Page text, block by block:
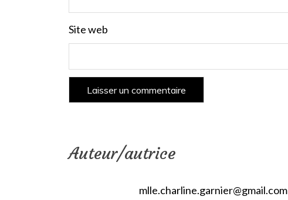
Site web
Auteur/autrice
mlle.charline.garnier@gmail.com